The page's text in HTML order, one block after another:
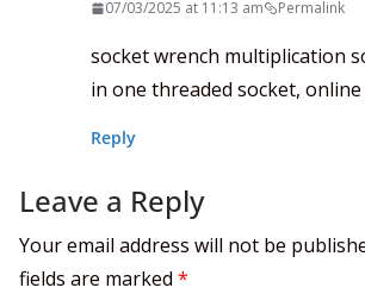
07/03/2025 at 11:13 am Permalink
socket wrench multiplication
in one threaded socket,
Reply
Leave a Reply
Your email address will not be
fields are marked *